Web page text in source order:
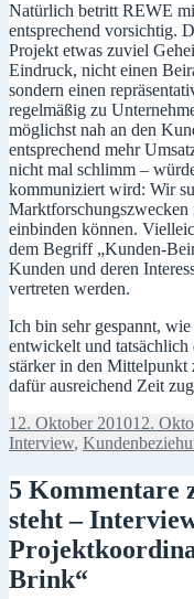
Natürlich betritt REWE
entsprechend vorsichtig.
Projekt etwas zuviel
Eindruck, nicht einen
sondern einen
regelmäßig zu
möglichst nah an den
entsprechend mehr
nicht mal schlimm –
kommuniziert wird: Wir
Marktforschungszwecken
einbinden können.
dem Begriff „Kunden-
Kunden und deren
vertreten werden.
Ich bin sehr gespannt,
entwickelt und tatsächlich
stärker in den Mittelpunkt
dafür ausreichend Zeit
Veröffentlicht
am
12. Oktober 201012.
Interview,
5 Kommentare
steht –
Brink“